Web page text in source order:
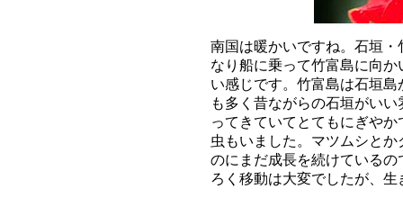
南国は暖かいですね。石垣
なり船に乗って竹富島に向
い感じです。竹富島は石垣
も多く昔ながらの石垣がい
ってきていてとてもにぎや
虫もいました。マツムシと
のにまだ成長を続けている